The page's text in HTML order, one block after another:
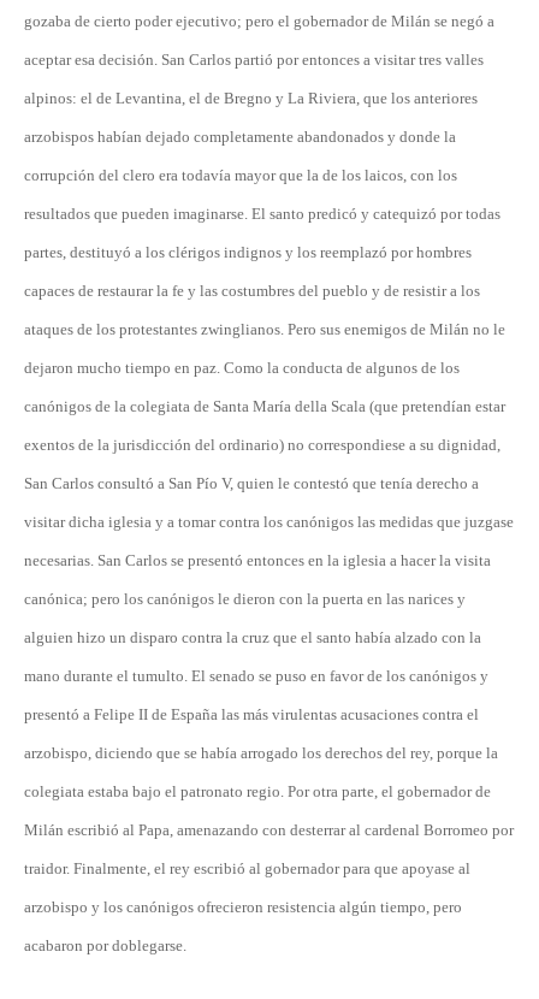
gozaba de cierto poder ejecutivo; pero el gobernador de Milán se negó a
aceptar esa decisión. San Carlos partió por entonces a visitar tres valles
alpinos: el de Levantina, el de Bregno y La Riviera, que los anteriores
arzobispos habían dejado completamente abandonados y donde la
corrupción del clero era todavía mayor que la de los laicos, con los
resultados que pueden imaginarse. El santo predicó y catequizó por todas
partes, destituyó a los clérigos indignos y los reemplazó por hombres
capaces de restaurar la fe y las costumbres del pueblo y de resistir a los
ataques de los protestantes zwinglianos. Pero sus enemigos de Milán no le
dejaron mucho tiempo en paz. Como la conducta de algunos de los
canónigos de la colegiata de Santa María della Scala (que pretendían estar
exentos de la jurisdicción del ordinario) no correspondiese a su dignidad,
San Carlos consultó a San Pío V, quien le contestó que tenía derecho a
visitar dicha iglesia y a tomar contra los canónigos las medidas que juzgase
necesarias. San Carlos se presentó entonces en la iglesia a hacer la visita
canónica; pero los canónigos le dieron con la puerta en las narices y
alguien hizo un disparo contra la cruz que el santo había alzado con la
mano durante el tumulto. El senado se puso en favor de los canónigos y
presentó a Felipe II de España las más virulentas acusaciones contra el
arzobispo, diciendo que se había arrogado los derechos del rey, porque la
colegiata estaba bajo el patronato regio. Por otra parte, el gobernador de
Milán escribió al Papa, amenazando con desterrar al cardenal Borromeo por
traidor. Finalmente, el rey escribió al gobernador para que apoyase al
arzobispo y los canónigos ofrecieron resistencia algún tiempo, pero
acabaron por doblegarse.